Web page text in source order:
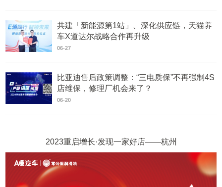
共建「新能源第1站」、深化供应链，天猫养
车X道达尔战略合作再升级
06-27
比亚迪售后政策调整：“三电质保”不再强制4S
店维保，修理厂机会来了？
06-20
2023重启增长·发现一家好店——杭州